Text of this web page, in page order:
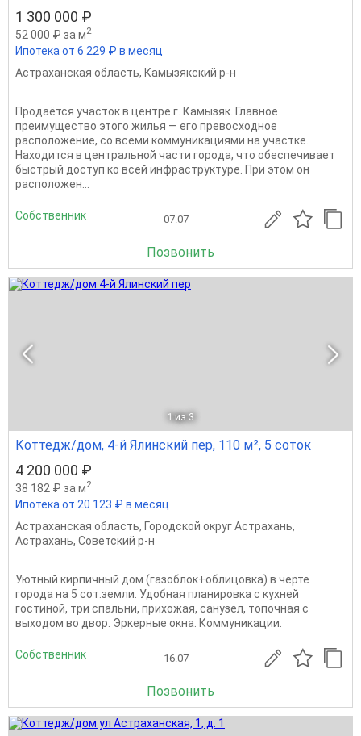
1 300 000 ₽
52 000 ₽ за м2
Ипотека от 6 229 ₽ в месяц
Астраханская область, Камызякский р-н
Продаётся участок в центре г. Камызяк. Главное
преимущество этого жилья — его превосходное
расположение, со всеми коммуникациями на участке.
Находится в центральной части города, что обеспечивает
быстрый доступ ко всей инфраструктуре. При этом он
расположен...
Собственник 07.07
Позвонить
1 из 3
Коттедж/дом, 4-й Ялинский пер, 110 м², 5 соток
4 200 000 ₽
38 182 ₽ за м2
Ипотека от 20 123 ₽ в месяц
Астраханская область, Городской округ Астрахань,
Астрахань, Советский р-н
Уютный кирпичный дом (газоблок+облицовка) в черте
города на 5 сот.земли. Удобная планировка с кухней
гостиной, три спальни, прихожая, санузел, топочная с
выходом во двор. Эркерные окна. Коммуникации.
Собственник 16.07
Позвонить